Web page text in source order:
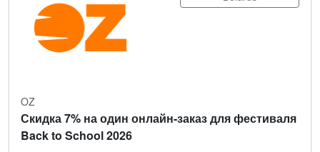
OZ
Скидка 7% на один онлайн-заказ для фестиваля
Back to School 2026